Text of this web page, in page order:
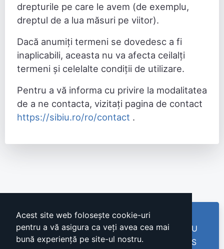
Acest site web folosește cookie-uri
pentru a vă asigura ca veți avea cea mai
bună experiență pe site-ul nostru.
drepturile pe care le avem (de exemplu,
dreptul de a lua măsuri pe viitor).
Dacă anumiți termeni se dovedesc a fi
inaplicabili, aceasta nu va afecta ceilalți
termeni și celelalte condiții de utilizare.
Pentru a vă informa cu privire la modalitatea
de a ne contacta, vizitați pagina de contact
https://sibiu.ro/ro/contact .
Bugetare participativă - Municipiul SIBIU
Această platformă este dezvoltată de SOBIS